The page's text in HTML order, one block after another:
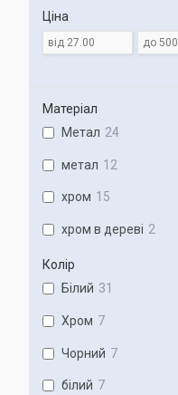
Ціна
Матеріал
Метал 24
метал 12
хром 15
хром в дереві 2
Колір
Білий 31
Хром 7
Чорний 7
білий 7